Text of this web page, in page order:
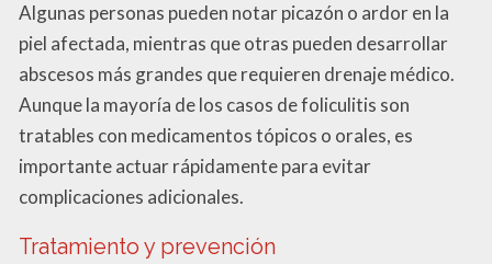
Algunas personas pueden notar picazón o ardor en la
piel afectada, mientras que otras pueden desarrollar
abscesos más grandes que requieren drenaje médico.
Aunque la mayoría de los casos de foliculitis son
tratables con medicamentos tópicos o orales, es
importante actuar rápidamente para evitar
complicaciones adicionales.
Tratamiento y prevención